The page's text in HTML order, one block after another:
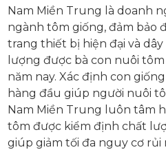
Nam Miền Trung là doanh
ngành tôm giống, đảm bảo
trang thiết bị hiện đại và
lượng được bà con nuôi
năm nay. Xác định con
hàng đầu giúp người nuôi
Nam Miền Trung luôn tâm
tôm được kiểm định chất
giúp giảm tối đa nguy cơ rủi